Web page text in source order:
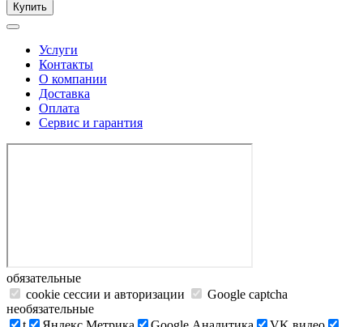
Купить
Услуги
Контакты
О компании
Доставка
Оплата
Сервис и гарантия
обязательные
cookie сессии и авторизации
Google captcha
необязательные